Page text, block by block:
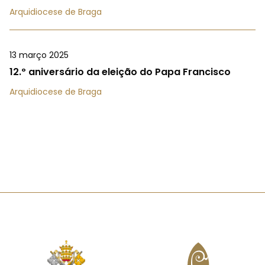
Arquidiocese de Braga
13 março 2025
12.º aniversário da eleição do Papa Francisco
Arquidiocese de Braga